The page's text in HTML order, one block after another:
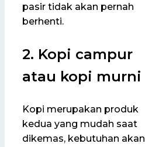
pasir tidak akan pernah
berhenti.
2. Kopi campur
atau kopi murni
Kopi merupakan produk
kedua yang mudah saat
dikemas, kebutuhan akan